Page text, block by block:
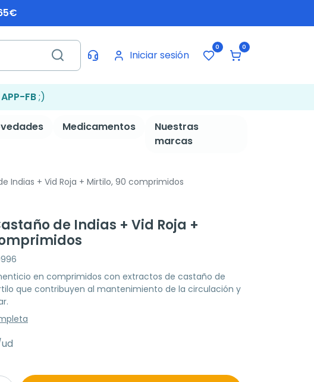
Iniciar sesión
0 0
APP-FB;)
Medicamentos
Nuestras
marcas
Indias + Vid Roja + Mirtilo, 90 comprimidos
de Indias + Vid Roja +
en comprimidos con extractos de castaño de
que contribuyen al mantenimiento de la circulación y